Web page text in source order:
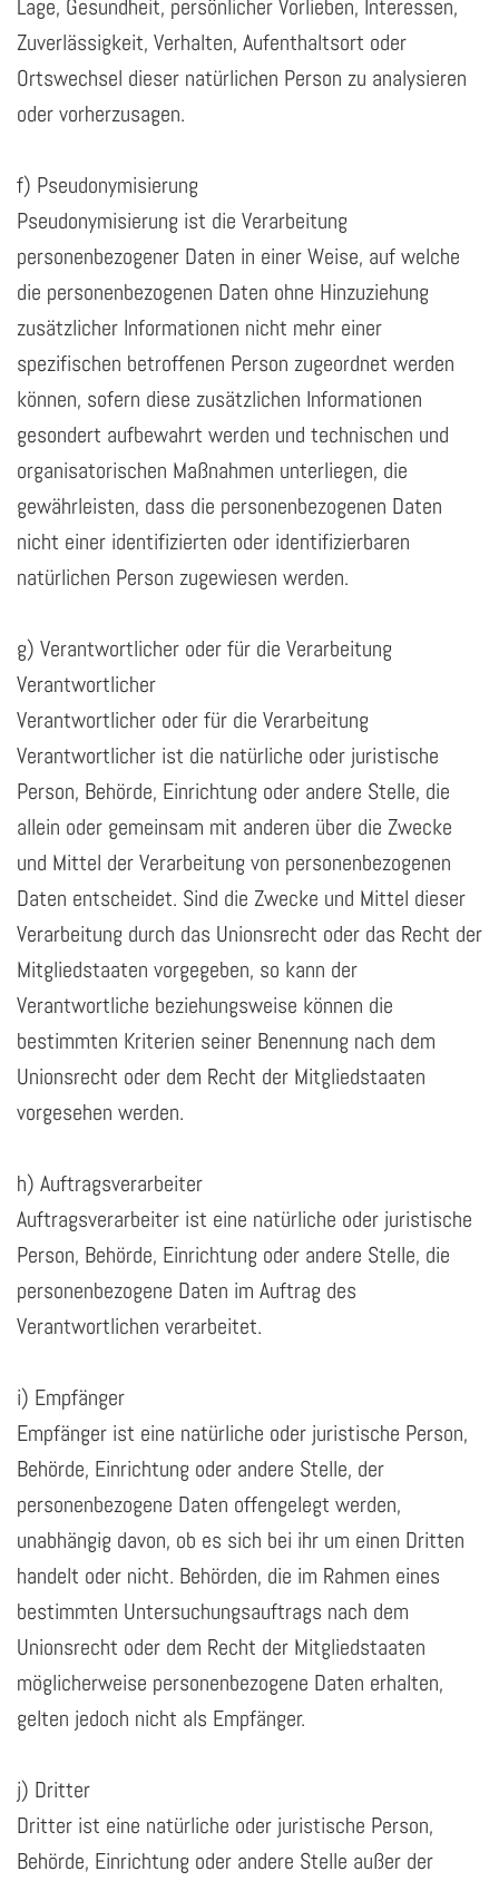
Lage, Gesundheit, persönlicher Vorlieben, Interessen,
Zuverlässigkeit, Verhalten, Aufenthaltsort oder
Ortswechsel dieser natürlichen Person zu analysieren
oder vorherzusagen.
f) Pseudonymisierung
Pseudonymisierung ist die Verarbeitung
personenbezogener Daten in einer Weise, auf welche
die personenbezogenen Daten ohne Hinzuziehung
zusätzlicher Informationen nicht mehr einer
spezifischen betroffenen Person zugeordnet werden
können, sofern diese zusätzlichen Informationen
gesondert aufbewahrt werden und technischen und
organisatorischen Maßnahmen unterliegen, die
gewährleisten, dass die personenbezogenen Daten
nicht einer identifizierten oder identifizierbaren
natürlichen Person zugewiesen werden.
g) Verantwortlicher oder für die Verarbeitung
Verantwortlicher
Verantwortlicher oder für die Verarbeitung
Verantwortlicher ist die natürliche oder juristische
Person, Behörde, Einrichtung oder andere Stelle, die
allein oder gemeinsam mit anderen über die Zwecke
und Mittel der Verarbeitung von personenbezogenen
Daten entscheidet. Sind die Zwecke und Mittel dieser
Verarbeitung durch das Unionsrecht oder das Recht der
Mitgliedstaaten vorgegeben, so kann der
Verantwortliche beziehungsweise können die
bestimmten Kriterien seiner Benennung nach dem
Unionsrecht oder dem Recht der Mitgliedstaaten
vorgesehen werden.
h) Auftragsverarbeiter
Auftragsverarbeiter ist eine natürliche oder juristische
Person, Behörde, Einrichtung oder andere Stelle, die
personenbezogene Daten im Auftrag des
Verantwortlichen verarbeitet.
i) Empfänger
Empfänger ist eine natürliche oder juristische Person,
Behörde, Einrichtung oder andere Stelle, der
personenbezogene Daten offengelegt werden,
unabhängig davon, ob es sich bei ihr um einen Dritten
handelt oder nicht. Behörden, die im Rahmen eines
bestimmten Untersuchungsauftrags nach dem
Unionsrecht oder dem Recht der Mitgliedstaaten
möglicherweise personenbezogene Daten erhalten,
gelten jedoch nicht als Empfänger.
j) Dritter
Dritter ist eine natürliche oder juristische Person,
Behörde, Einrichtung oder andere Stelle außer der